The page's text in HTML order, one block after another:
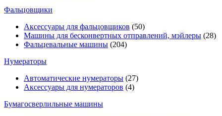
Фальцовщики
Аксессуары для фальцовщиков (50)
Машины для бесконвертных отправлений, мэйлеры (28)
Фальцевальные машины (204)
Нумераторы
Автоматические нумераторы (27)
Аксессуары для нумераторов (4)
Бумагосверлильные машины